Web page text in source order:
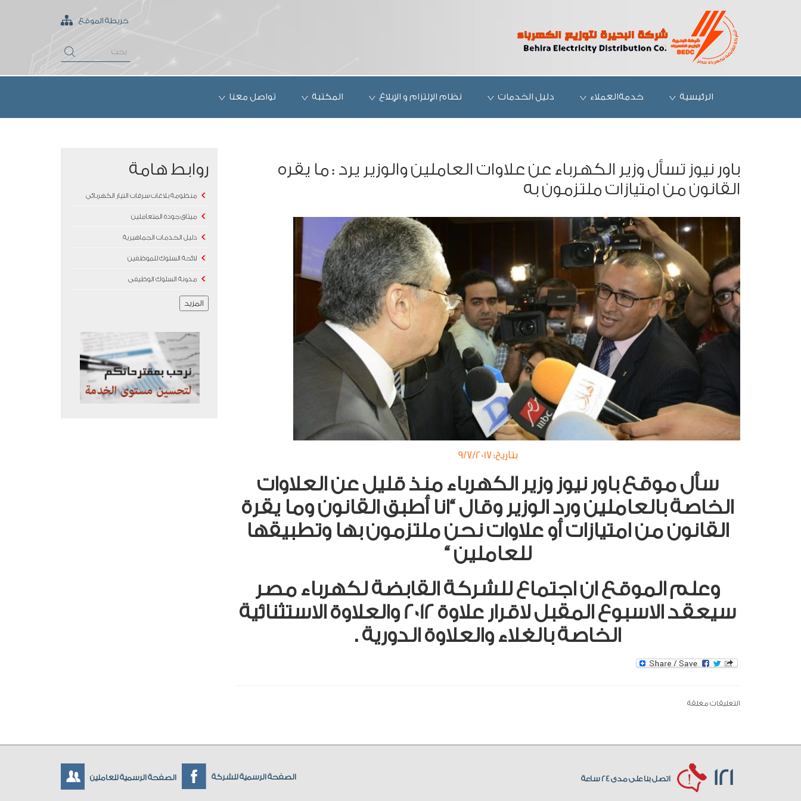
خريطة الموقع
الرئيسية خدمةالعملاء دليل الخدمات نظام الإلتزام و الإبلاغ المكتبة تواصل معنا
باور نيوز تسأل وزير الكهرباء عن علاوات العاملين والوزير يرد : ما يقره
القانون من امتيازات ملتزمون به
بتاريخ: 9/7/2017
سأل موقع باور نيوز وزير الكهرباء منذ قليل عن العلاوات
الخاصة بالعاملين ورد الوزير وقال “انا أطبق القانون وما يقرة
القانون من امتيازات أو علاوات نحن ملتزمون بها وتطبيقها
للعاملين “
وعلم الموقع ان اجتماع للشركة القابضة لكهرباء مصر
سيعقد الاسبوع المقبل لاقرار علاوة 2012 والعلاوة الاستثنائية
الخاصة بالغلاء والعلاوة الدورية .
التعليقات مغلقة
روابط هامة
منظومة بلاغات سرقات التيار الكهربائى
ميثاق جودة المتعاملين
دليل الخدمات الجماهيرية
لائحة السلوك للموظفين
مدونة السلوك الوظيفى
المزيد
121 اتصل بنا على مدى 24 ساعة الصفحة الرسمية للعاملين الصفحة الرسمية للشركة